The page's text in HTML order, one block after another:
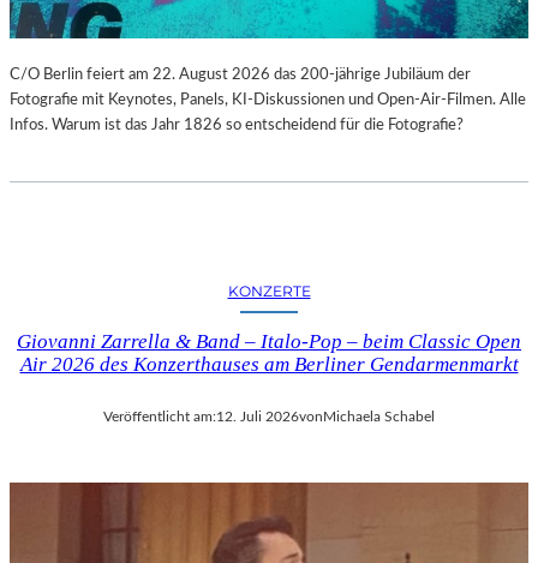
C/O Berlin feiert am 22. August 2026 das 200-jährige Jubiläum der
Fotografie mit Keynotes, Panels, KI-Diskussionen und Open-Air-Filmen. Alle
Infos. Warum ist das Jahr 1826 so entscheidend für die Fotografie?
KONZERTE
Giovanni Zarrella & Band – Italo-Pop – beim Classic Open
Air 2026 des Konzerthauses am Berliner Gendarmenmarkt
Veröffentlicht am:12. Juli 2026von Michaela Schabel